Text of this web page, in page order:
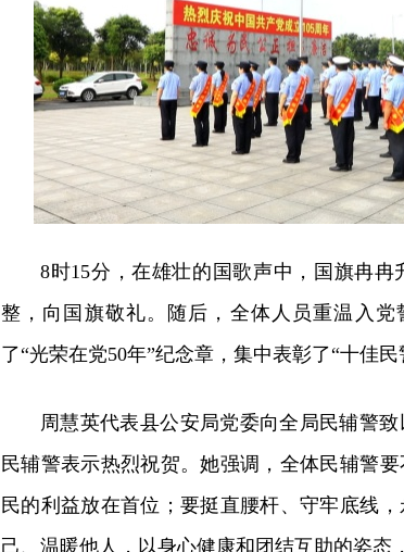
8时15分，在雄壮的国歌声中，国旗冉
整，向国旗敬礼。随后，全体人员重温入
了“光荣在党50年”纪念章，集中表彰了“十佳民
周慧英代表县公安局党委向全局民辅警
民辅警表示热烈祝贺。她强调，全体民辅警
民的利益放在首位；要挺直腰杆、守牢底线
己、温暖他人，以身心健康和团结互助的姿态